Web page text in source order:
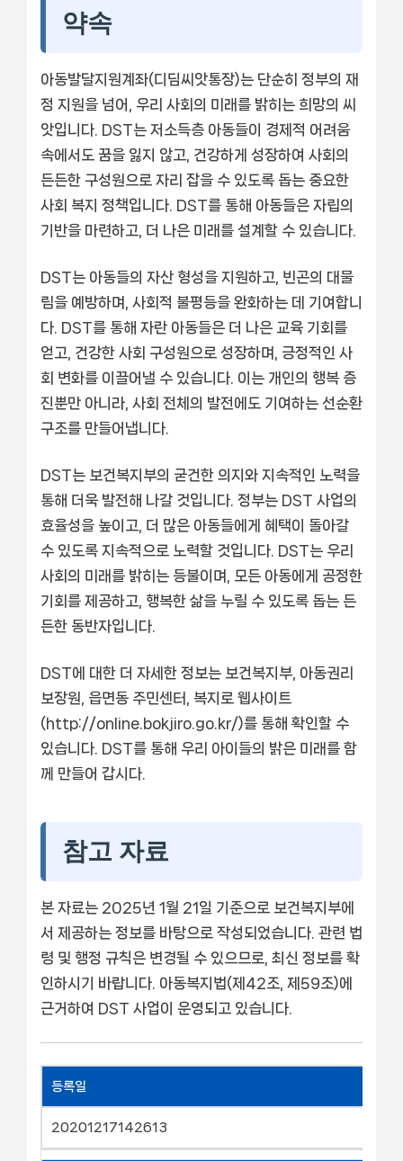
약속
아동발달지원계좌(디딤씨앗통장)는 단순히 정부의 재
정 지원을 넘어, 우리 사회의 미래를 밝히는 희망의 씨
앗입니다. DST는 저소득층 아동들이 경제적 어려움
속에서도 꿈을 잃지 않고, 건강하게 성장하여 사회의
든든한 구성원으로 자리 잡을 수 있도록 돕는 중요한
사회 복지 정책입니다. DST를 통해 아동들은 자립의
기반을 마련하고, 더 나은 미래를 설계할 수 있습니다.
DST는 아동들의 자산 형성을 지원하고, 빈곤의 대물
림을 예방하며, 사회적 불평등을 완화하는 데 기여합니
다. DST를 통해 자란 아동들은 더 나은 교육 기회를
얻고, 건강한 사회 구성원으로 성장하며, 긍정적인 사
회 변화를 이끌어낼 수 있습니다. 이는 개인의 행복 증
진뿐만 아니라, 사회 전체의 발전에도 기여하는 선순환
구조를 만들어냅니다.
DST는 보건복지부의 굳건한 의지와 지속적인 노력을
통해 더욱 발전해 나갈 것입니다. 정부는 DST 사업의
효율성을 높이고, 더 많은 아동들에게 혜택이 돌아갈
수 있도록 지속적으로 노력할 것입니다. DST는 우리
사회의 미래를 밝히는 등불이며, 모든 아동에게 공정한
기회를 제공하고, 행복한 삶을 누릴 수 있도록 돕는 든
든한 동반자입니다.
DST에 대한 더 자세한 정보는 보건복지부, 아동권리
보장원, 읍면동 주민센터, 복지로 웹사이트
(http://online.bokjiro.go.kr/)를 통해 확인할 수
있습니다. DST를 통해 우리 아이들의 밝은 미래를 함
께 만들어 갑시다.
참고 자료
본 자료는 2025년 1월 21일 기준으로 보건복지부에
서 제공하는 정보를 바탕으로 작성되었습니다. 관련 법
령 및 행정 규칙은 변경될 수 있으므로, 최신 정보를 확
인하시기 바랍니다. 아동복지법(제42조, 제59조)에
근거하여 DST 사업이 운영되고 있습니다.
등록일
20201217142613